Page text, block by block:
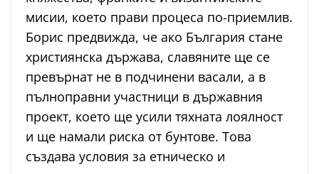
мисии, което прави процеса по-приемлив.
Борис предвижда, че ако България стане
християнска държава, славяните ще се
превърнат не в подчинени васали, а в
пълноправни участници в държавния
проект, което ще усили тяхната лоялност
и ще намали риска от бунтове. Това
създава условия за етническо и